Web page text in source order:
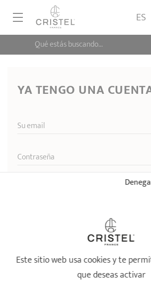
Qué estás buscando...
ES
COLECCIONES
YA TENGO UNA
Su email
Contraseña
NO TENGO UNA
Este sitio web usa cookies y te
que deseas activar